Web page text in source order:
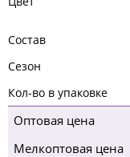
Состав
Сезон
Кол-во в упаковке
Оптовая цена
Мелкоптовая цена